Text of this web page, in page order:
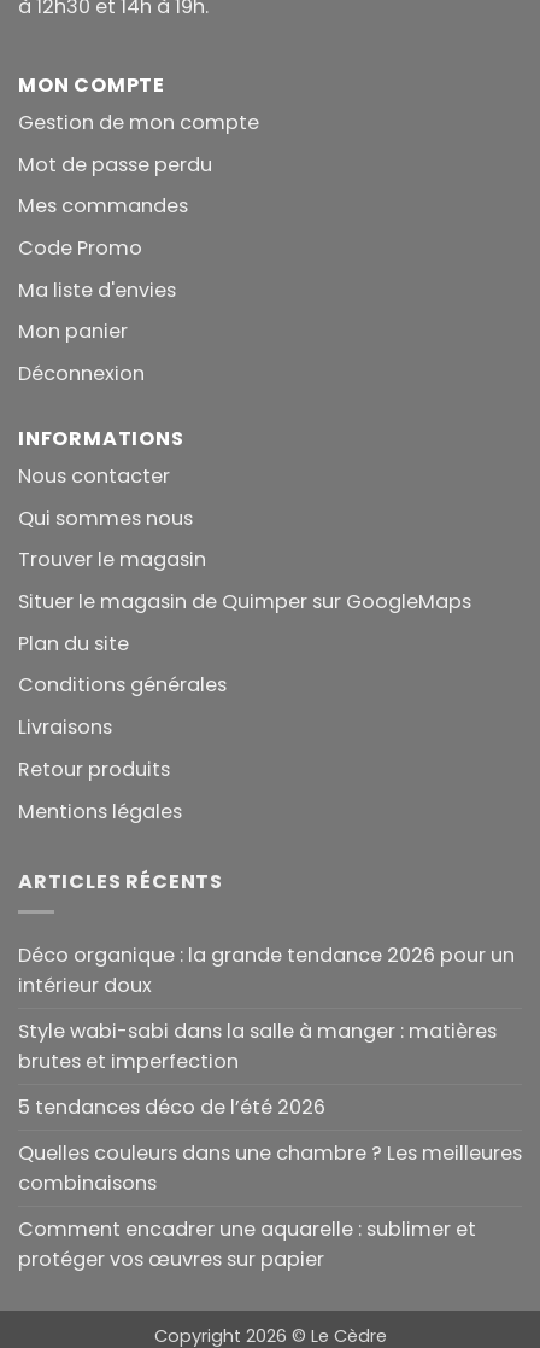
à 12h30 et 14h à 19h.
MON COMPTE
Gestion de mon compte
Mot de passe perdu
Mes commandes
Code Promo
Ma liste d'envies
Mon panier
Déconnexion
INFORMATIONS
Nous contacter
Qui sommes nous
Trouver le magasin
Situer le magasin de Quimper sur GoogleMaps
Plan du site
Conditions générales
Livraisons
Retour produits
Mentions légales
ARTICLES RÉCENTS
Déco organique : la grande tendance 2026 pour un
intérieur doux
Style wabi-sabi dans la salle à manger : matières
brutes et imperfection
5 tendances déco de l’été 2026
Quelles couleurs dans une chambre ? Les meilleures
combinaisons
Comment encadrer une aquarelle : sublimer et
protéger vos œuvres sur papier
Copyright 2026 © Le Cèdre